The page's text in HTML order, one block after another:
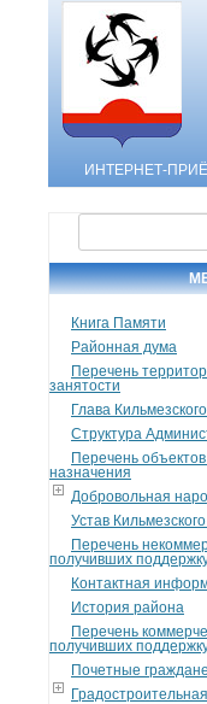
ИНТЕРНЕТ-
Книга Памяти
Районная дума
Перечень
занятости
Глава
Структура
Перечень
назначения
Добровольная
Устав
Перечень
получивших
Контактная
История района
Перечень
получивших
Почетные граждане